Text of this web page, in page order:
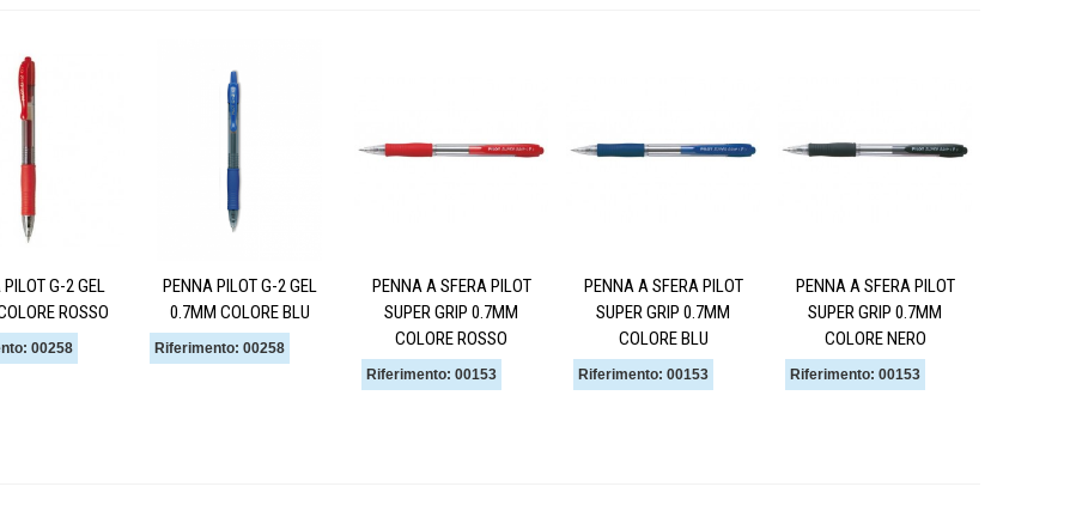
G-2 GEL
ROSSO
00258
PENNA PILOT G-2 GEL
0.7MM COLORE BLU
Riferimento: 00258
PENNA A SFERA PILOT
SUPER GRIP 0.7MM
COLORE ROSSO
Riferimento: 00153
PENNA A SFERA PILOT
SUPER GRIP 0.7MM
COLORE BLU
Riferimento: 00153
PENNA A SFERA PILOT
SUPER GRIP 0.7MM
COLORE NERO
Riferimento: 00153